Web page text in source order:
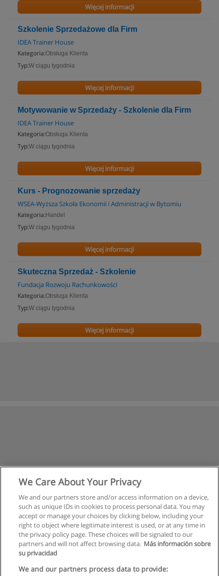
Więcej informacji
Szkolenie Sprzedażowe dla Firm
IDEA Trainer House
Kategoria:Obsługa Klienta
Typ:W ciągu tygodnia
Więcej informacji
Motywowanie w Sprzedaży - Szkolenie dla Firm
IDEA Trainer House
Kategoria:Obsługa Klienta
Typ:W ciągu tygodnia
Więcej informacji
Kurs - Prognozowanie sprzedaży
WSEA-Wyższa Szkoła Ekonomii i Administracji w Bytomiu
Kategoria: Handel
Typ:W ciągu tygodnia
Więcej informacji
Skuteczna Sprzedaż - Szkolenie
Fundacja Rozwoju Rachunkowości
Kategoria:Obsługa Klienta
Typ:W ciągu tygodnia
Więcej informacji
Regulamin
We Care About Your Privacy
We and our partners store and/or access information on a device,
such as unique IDs in cookies to process personal data. You may
accept or manage your choices by clicking below, including your
right to object where legitimate interest is used, or at any time in
the privacy policy page. These choices will be signaled to our
partners and will not affect browsing data. Más información sobre
su privacidad
We and our partners process data to provide: